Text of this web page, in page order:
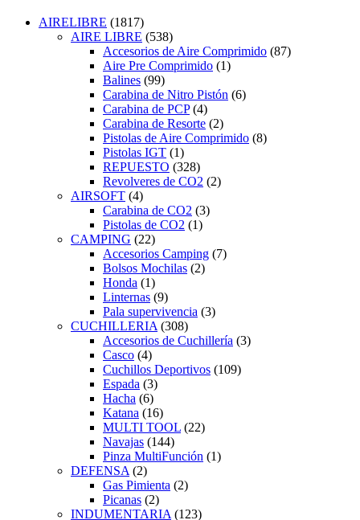
AIRELIBRE (1817)
AIRE LIBRE (538)
Accesorios de Aire Comprimido (87)
Aire Pre Comprimido (1)
Balines (99)
Carabina de Nitro Pistón (6)
Carabina de PCP (4)
Carabina de Resorte (2)
Pistolas de Aire Comprimido (8)
Pistolas IGT (1)
REPUESTO (328)
Revolveres de CO2 (2)
AIRSOFT (4)
Carabina de CO2 (3)
Pistolas de CO2 (1)
CAMPING (22)
Accesorios Camping (7)
Bolsos Mochilas (2)
Honda (1)
Linternas (9)
Pala supervivencia (3)
CUCHILLERIA (308)
Accesorios de Cuchillería (3)
Casco (4)
Cuchillos Deportivos (109)
Espada (3)
Hacha (6)
Katana (16)
MULTI TOOL (22)
Navajas (144)
Pinza MultiFunción (1)
DEFENSA (2)
Gas Pimienta (2)
Picanas (2)
INDUMENTARIA (123)